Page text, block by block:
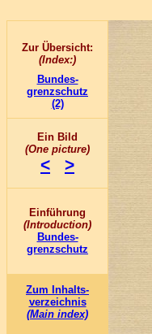
Zur Übersicht:
(Index:)
Bundes-
grenzschutz
(2)
Ein Bild
(One picture)
< >
Einführung
(Introduction)
Bundes-
grenzschutz
Zum Inhalts-
verzeichnis
(Main index)